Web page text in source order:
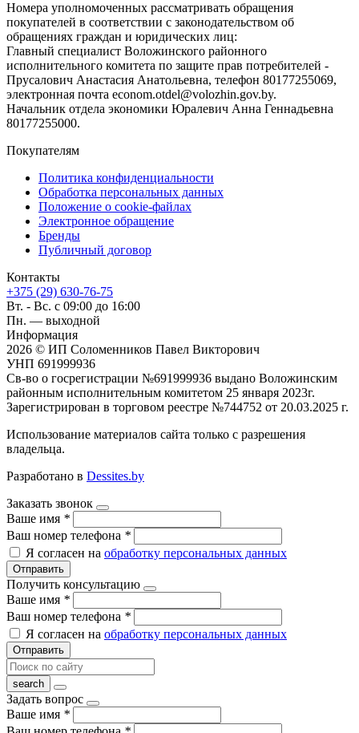
Номера уполномоченных рассматривать обращения
покупателей в соответствии с законодательством об
обращениях граждан и юридических лиц:
Главный специалист Воложинского районного
исполнительного комитета по защите прав потребителей -
Прусалович Анастасия Анатольевна, телефон 80177255069,
электронная почта econom.otdel@volozhin.gov.by.
Начальник отдела экономики Юралевич Анна Геннадьевна
80177255000.
Покупателям
Политика конфиденциальности
Обработка персональных данных
Положение о cookie-файлах
Электронное обращение
Бренды
Публичный договор
Контакты
+375 (29) 630-76-75
Вт. - Вс. с 09:00 до 16:00
Пн. — выходной
Информация
2026 © ИП Соломенников Павел Викторович
УНП 691999936
Св-во о госрегистрации №691999936 выдано Воложинским
районным исполнительным комитетом 25 января 2023г.
Зарегистрирован в торговом реестре №744752 от 20.03.2025 г.
Использование материалов сайта только с разрешения
владельца.
Разработано в Dessites.by
Заказать звонок
Ваше имя *
Ваш номер телефона *
Я согласен на обработку персональных данных
Отправить
Получить консультацию
Ваше имя *
Ваш номер телефона *
Я согласен на обработку персональных данных
Отправить
Задать вопрос
Ваше имя *